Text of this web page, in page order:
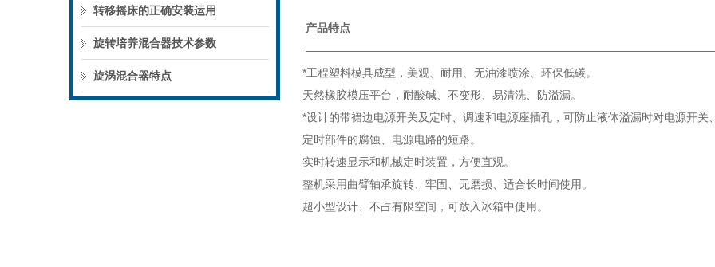
转移摇床的正确安装运用
旋转培养混合器技术参数
旋涡混合器特点
产品特点
*工程塑料模具成型，美观、耐用、无油漆喷涂、环保低碳。
天然橡胶模压平台，耐酸碱、不变形、易清洗、防溢漏。
*设计的带裙边电源开关及定时、调速和电源座插孔，可防止液体溢漏时对电源开关
定时部件的腐蚀、电源电路的短路。
实时转速显示和机械定时装置，方便直观。
整机采用曲臂轴承旋转、牢固、无磨损、适合长时间使用。
超小型设计、不占有限空间，可放入冰箱中使用。